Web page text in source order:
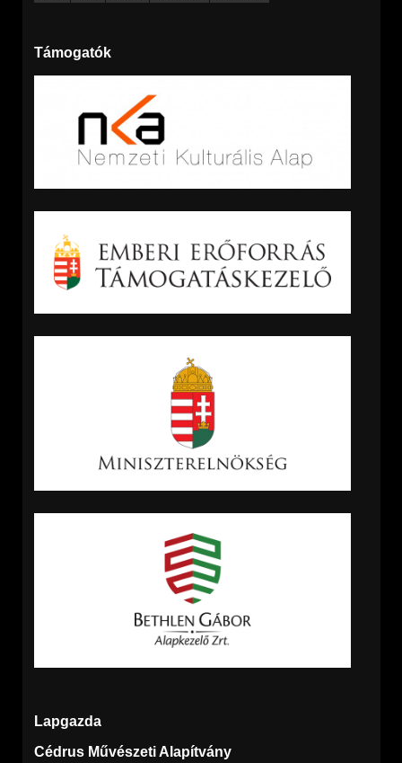
Támogatók
Lapgazda
Cédrus Művészeti Alapítvány